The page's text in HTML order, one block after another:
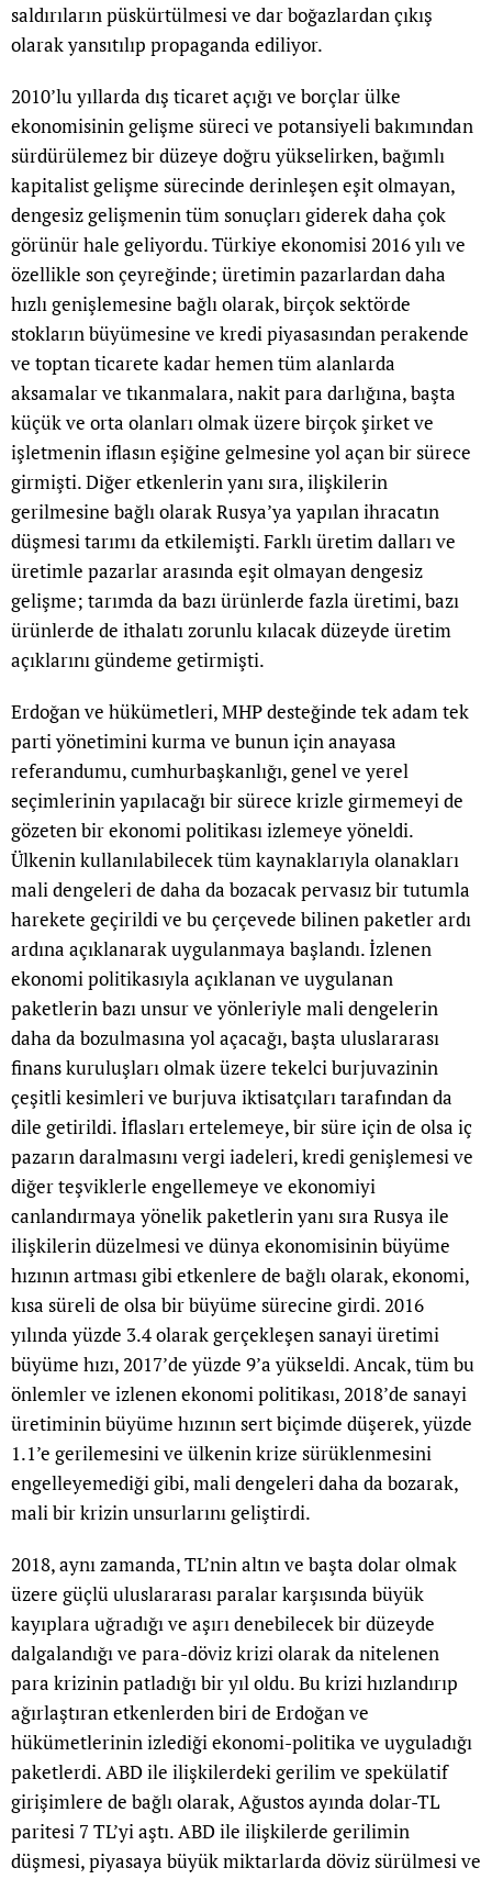
saldırıların püskürtülmesi ve dar boğazlardan çıkış
olarak yansıtılıp propaganda ediliyor.
2010’lu yıllarda dış ticaret açığı ve borçlar ülke
ekonomisinin gelişme süreci ve potansiyeli bakımından
sürdürülemez bir düzeye doğru yükselirken, bağımlı
kapitalist gelişme sürecinde derinleşen eşit olmayan,
dengesiz gelişmenin tüm sonuçları giderek daha çok
görünür hale geliyordu. Türkiye ekonomisi 2016 yılı ve
özellikle son çeyreğinde; üretimin pazarlardan daha
hızlı genişlemesine bağlı olarak, birçok sektörde
stokların büyümesine ve kredi piyasasından perakende
ve toptan ticarete kadar hemen tüm alanlarda
aksamalar ve tıkanmalara, nakit para darlığına, başta
küçük ve orta olanları olmak üzere birçok şirket ve
işletmenin iflasın eşiğine gelmesine yol açan bir sürece
girmişti. Diğer etkenlerin yanı sıra, ilişkilerin
gerilmesine bağlı olarak Rusya’ya yapılan ihracatın
düşmesi tarımı da etkilemişti. Farklı üretim dalları ve
üretimle pazarlar arasında eşit olmayan dengesiz
gelişme; tarımda da bazı ürünlerde fazla üretimi, bazı
ürünlerde de ithalatı zorunlu kılacak düzeyde üretim
açıklarını gündeme getirmişti.
Erdoğan ve hükümetleri, MHP desteğinde tek adam tek
parti yönetimini kurma ve bunun için anayasa
referandumu, cumhurbaşkanlığı, genel ve yerel
seçimlerinin yapılacağı bir sürece krizle girmemeyi de
gözeten bir ekonomi politikası izlemeye yöneldi.
Ülkenin kullanılabilecek tüm kaynaklarıyla olanakları
mali dengeleri de daha da bozacak pervasız bir tutumla
harekete geçirildi ve bu çerçevede bilinen paketler ardı
ardına açıklanarak uygulanmaya başlandı. İzlenen
ekonomi politikasıyla açıklanan ve uygulanan
paketlerin bazı unsur ve yönleriyle mali dengelerin
daha da bozulmasına yol açacağı, başta uluslararası
finans kuruluşları olmak üzere tekelci burjuvazinin
çeşitli kesimleri ve burjuva iktisatçıları tarafından da
dile getirildi. İflasları ertelemeye, bir süre için de olsa iç
pazarın daralmasını vergi iadeleri, kredi genişlemesi ve
diğer teşviklerle engellemeye ve ekonomiyi
canlandırmaya yönelik paketlerin yanı sıra Rusya ile
ilişkilerin düzelmesi ve dünya ekonomisinin büyüme
hızının artması gibi etkenlere de bağlı olarak, ekonomi,
kısa süreli de olsa bir büyüme sürecine girdi. 2016
yılında yüzde 3.4 olarak gerçekleşen sanayi üretimi
büyüme hızı, 2017’de yüzde 9’a yükseldi. Ancak, tüm bu
önlemler ve izlenen ekonomi politikası, 2018’de sanayi
üretiminin büyüme hızının sert biçimde düşerek, yüzde
1.1’e gerilemesini ve ülkenin krize sürüklenmesini
engelleyemediği gibi, mali dengeleri daha da bozarak,
mali bir krizin unsurlarını geliştirdi.
2018, aynı zamanda, TL’nin altın ve başta dolar olmak
üzere güçlü uluslararası paralar karşısında büyük
kayıplara uğradığı ve aşırı denebilecek bir düzeyde
dalgalandığı ve para-döviz krizi olarak da nitelenen
para krizinin patladığı bir yıl oldu. Bu krizi hızlandırıp
ağırlaştıran etkenlerden biri de Erdoğan ve
hükümetlerinin izlediği ekonomi-politika ve uyguladığı
paketlerdi. ABD ile ilişkilerdeki gerilim ve spekülatif
girişimlere de bağlı olarak, Ağustos ayında dolar-TL
paritesi 7 TL’yi aştı. ABD ile ilişkilerde gerilimin
düşmesi, piyasaya büyük miktarlarda döviz sürülmesi ve